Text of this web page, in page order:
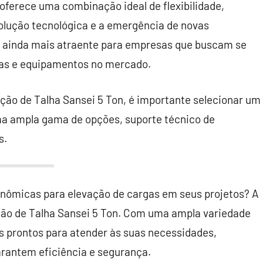
uma combinação ideal de flexibilidade,
tecnológica e a emergência de novas
mais atraente para empresas que buscam se
e equipamentos no mercado.
de Talha Sansei 5 Ton, é importante selecionar um
ampla gama de opções, suporte técnico de
para elevação de cargas em seus projetos? A
de Talha Sansei 5 Ton. Com uma ampla variedade
para atender às suas necessidades,
eficiência e segurança.